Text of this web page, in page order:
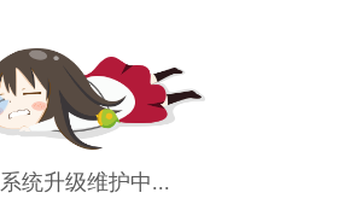
系统升级维护中...